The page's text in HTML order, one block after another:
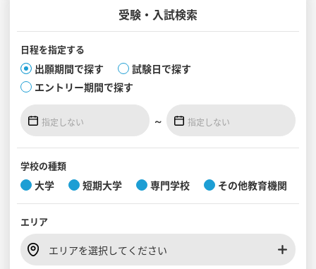
オープンキャンパスを探す
入試・受験入門
見学会WEB手引書
受験・入試検索
日程を指定する
出願期間で探す
試験日で探す
エントリー期間で探す
～
学校の種類
大学 短期大学 専門学校 その他教育機関
エリア
エリアを選択してください